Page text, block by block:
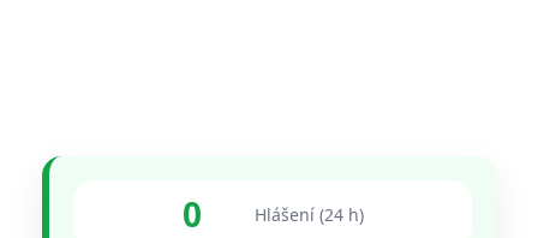
0 Hlášení (24 h)